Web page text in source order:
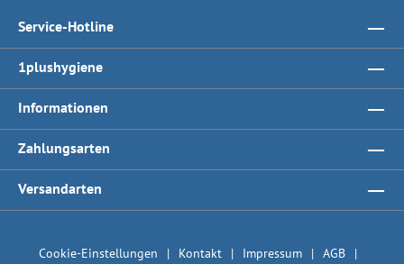
Service-Hotline
1plushygiene
Informationen
Zahlungsarten
Versandarten
Cookie-Einstellungen Kontakt Impressum AGB